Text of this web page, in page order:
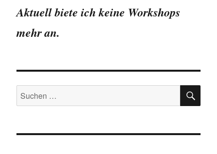
Aktuell biete ich keine Workshops
mehr an.
Suchen
nach: